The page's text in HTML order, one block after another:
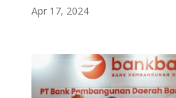
Apr 17, 2024